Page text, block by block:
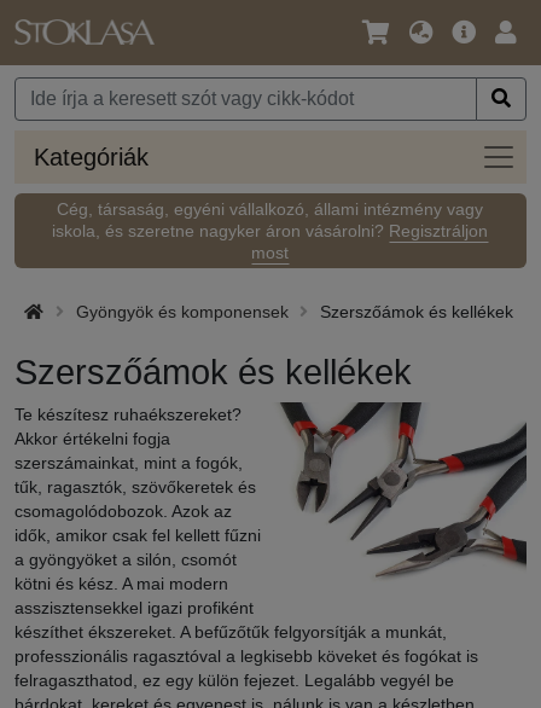
Nyelv
Pénznem
Fő
Kategóriák
Cég, társaság, egyéni vállalkozó, állami intézmény vagy
iskola, és szeretne nagyker áron vásárolni? Regisztráljon
most
Gyöngyök és komponensek Szerszőámok és kellékek
Szerszőámok és kellékek
Te készítesz ruhaékszereket?
Akkor értékelni fogja
szerszámainkat, mint a fogók,
tűk, ragasztók, szövőkeretek és
csomagolódobozok. Azok az
idők, amikor csak fel kellett fűzni
a gyöngyöket a silón, csomót
kötni és kész. A mai modern
asszisztensekkel igazi profiként
készíthet ékszereket. A befűzőtűk felgyorsítják a munkát,
professzionális ragasztóval a legkisebb köveket és fogókat is
felragaszthatod, ez egy külön fejezet. Legalább vegyél be